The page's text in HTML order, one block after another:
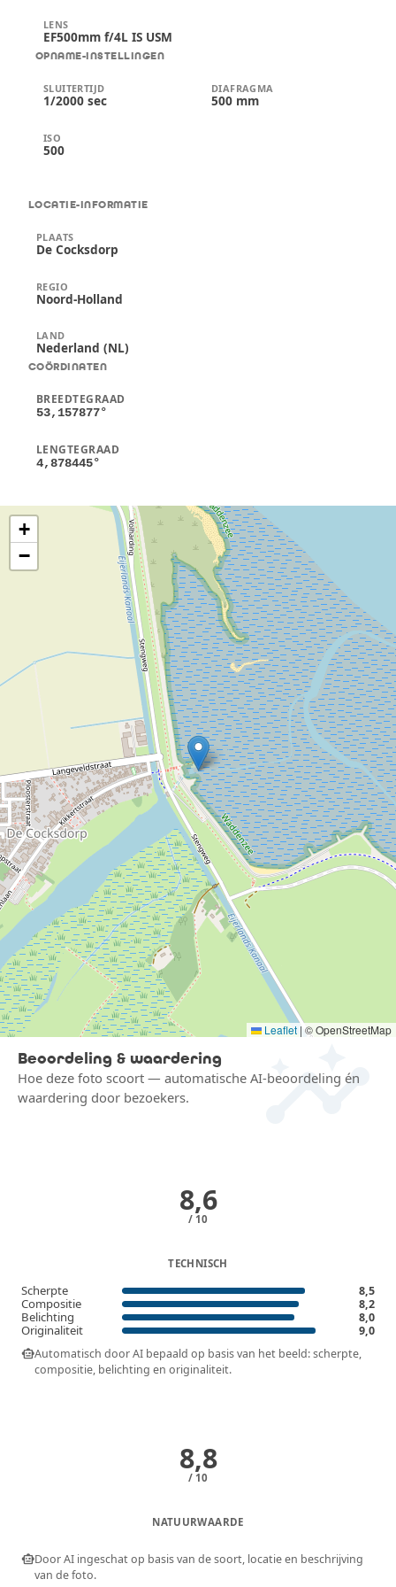
LENS
EF500mm f/4L IS USM
OPNAME-INSTELLINGEN
SLUITERTIJD
1/2000 sec
DIAFRAGMA
500 mm
ISO
500
LOCATIE-INFORMATIE
PLAATS
De Cocksdorp
REGIO
Noord-Holland
LAND
Nederland (NL)
COÖRDINATEN
BREEDTEGRAAD
53,157877°
LENGTEGRAAD
4,878445°
+
−
Leaflet | © OpenStreetMap
insights
Beoordeling & waardering
Hoe deze foto scoort — automatische AI-beoordeling én
waardering door bezoekers.
8,6
/ 10
TECHNISCH
Scherpte 8,5
Compositie 8,2
Belichting 8,0
Originaliteit 9,0
smart_toyAutomatisch door AI bepaald op basis van het beeld: scherpte,
compositie, belichting en originaliteit.
8,8
/ 10
NATUURWAARDE
smart_toyDoor AI ingeschat op basis van de soort, locatie en beschrijving
van de foto.